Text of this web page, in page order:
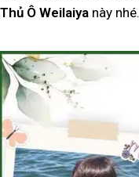
Thủ Ô Weilaiya này nhé.